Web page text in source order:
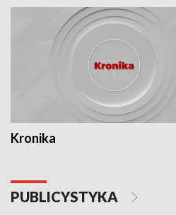
Kronika
PUBLICYSTYKA